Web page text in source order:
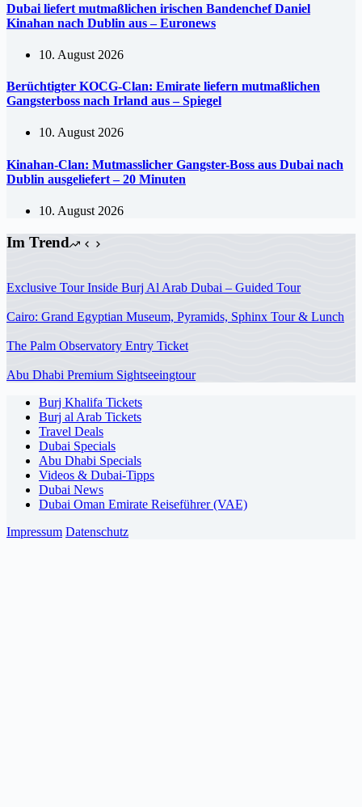
Dubai liefert mutmaßlichen irischen Bandenchef Daniel
Kinahan nach Dublin aus – Euronews
10. August 2026
Berüchtigter KOCG-Clan: Emirate liefern mutmaßlichen
Gangsterboss nach Irland aus – Spiegel
10. August 2026
Kinahan-Clan: Mutmasslicher Gangster-Boss aus Dubai nach
Dublin ausgeliefert – 20 Minuten
10. August 2026
Im Trend
Exclusive Tour Inside Burj Al Arab Dubai – Guided Tour
Cairo: Grand Egyptian Museum, Pyramids, Sphinx Tour & Lunch
The Palm Observatory Entry Ticket
Abu Dhabi Premium Sightseeingtour
Burj Khalifa Tickets
Burj al Arab Tickets
Travel Deals
Dubai Specials
Abu Dhabi Specials
Videos & Dubai-Tipps
Dubai News
Dubai Oman Emirate Reiseführer (VAE)
Impressum Datenschutz